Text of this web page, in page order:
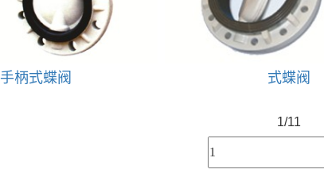
手柄式蝶阀 式蝶阀
1/11